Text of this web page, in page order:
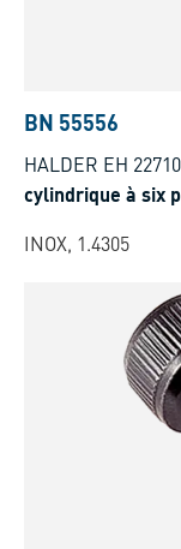
BN 55556
HALDER EH
cylindrique à six
INOX, 1.4305